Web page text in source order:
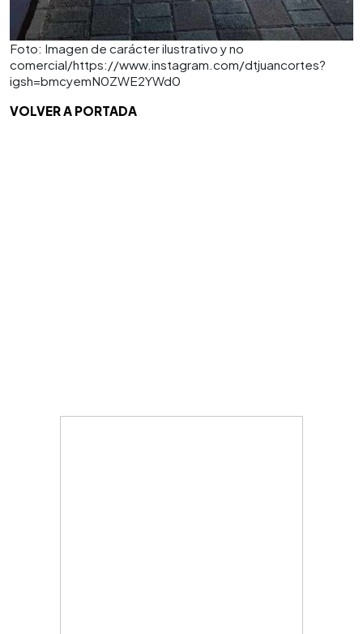
Foto: Imagen de carácter ilustrativo y no
comercial/https://www.instagram.com/dtjuancortes?
igsh=bmcyemN0ZWE2YWd0
VOLVER A PORTADA